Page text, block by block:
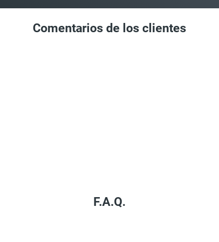
Comentarios de los clientes
F.A.Q.